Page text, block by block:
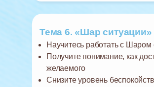
Тема 6. «Шар ситуации»
Научитесь работать с Шаром
Получите понимание, как
желаемого
Снизите уровень